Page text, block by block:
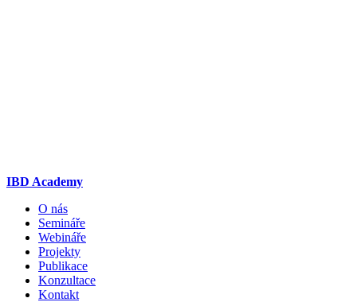
IBD Academy
O nás
Semináře
Webináře
Projekty
Publikace
Konzultace
Kontakt